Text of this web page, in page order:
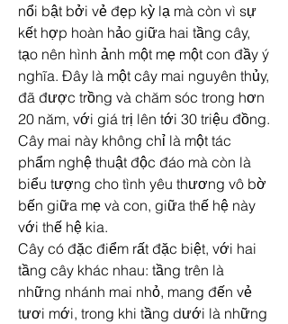
nổi bật bởi vẻ đẹp kỳ lạ mà còn vì sự
kết hợp hoàn hảo giữa hai tầng cây,
tạo nên hình ảnh một mẹ một con đầy ý
nghĩa. Đây là một cây mai nguyên thủy,
đã được trồng và chăm sóc trong hơn
20 năm, với giá trị lên tới 30 triệu đồng.
Cây mai này không chỉ là một tác
phẩm nghệ thuật độc đáo mà còn là
biểu tượng cho tình yêu thương vô bờ
bến giữa mẹ và con, giữa thế hệ này
với thế hệ kia.
Cây có đặc điểm rất đặc biệt, với hai
tầng cây khác nhau: tầng trên là
những nhánh mai nhỏ, mang đến vẻ
tươi mới, trong khi tầng dưới là những